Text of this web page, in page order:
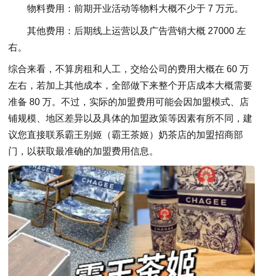
物料费用：前期开业活动等物料大概不少于 7 万元。
其他费用：后期线上运营以及广告营销大概 27000 左
右。
综合来看，不算房租和人工，交给公司的费用大概在 60 万
左右，若加上其他成本，全部做下来整个开店成本大概需要
准备 80 万。不过，实际的加盟费用可能会因加盟模式、店
铺规模、地区差异以及具体的加盟政策等因素有所不同，建
议您直接联系霸王别姬（霸王茶姬）奶茶店的加盟招商部
门，以获取最准确的加盟费用信息。